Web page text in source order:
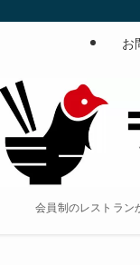
会員制のレストラン
お